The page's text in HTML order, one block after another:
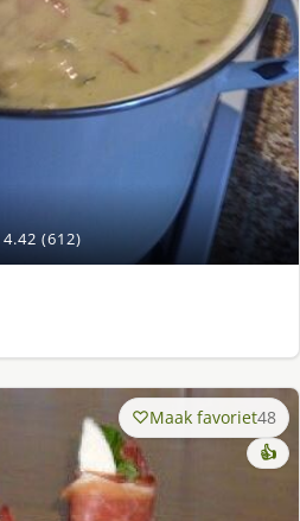
4.42 (612)
Maak favoriet48
👍